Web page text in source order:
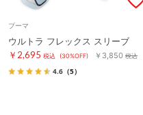
プーマ
ウルトラ フレックス スリーブ
￥2,695 税込 (30%OFF) ￥3,850 税込
4.6 （5）